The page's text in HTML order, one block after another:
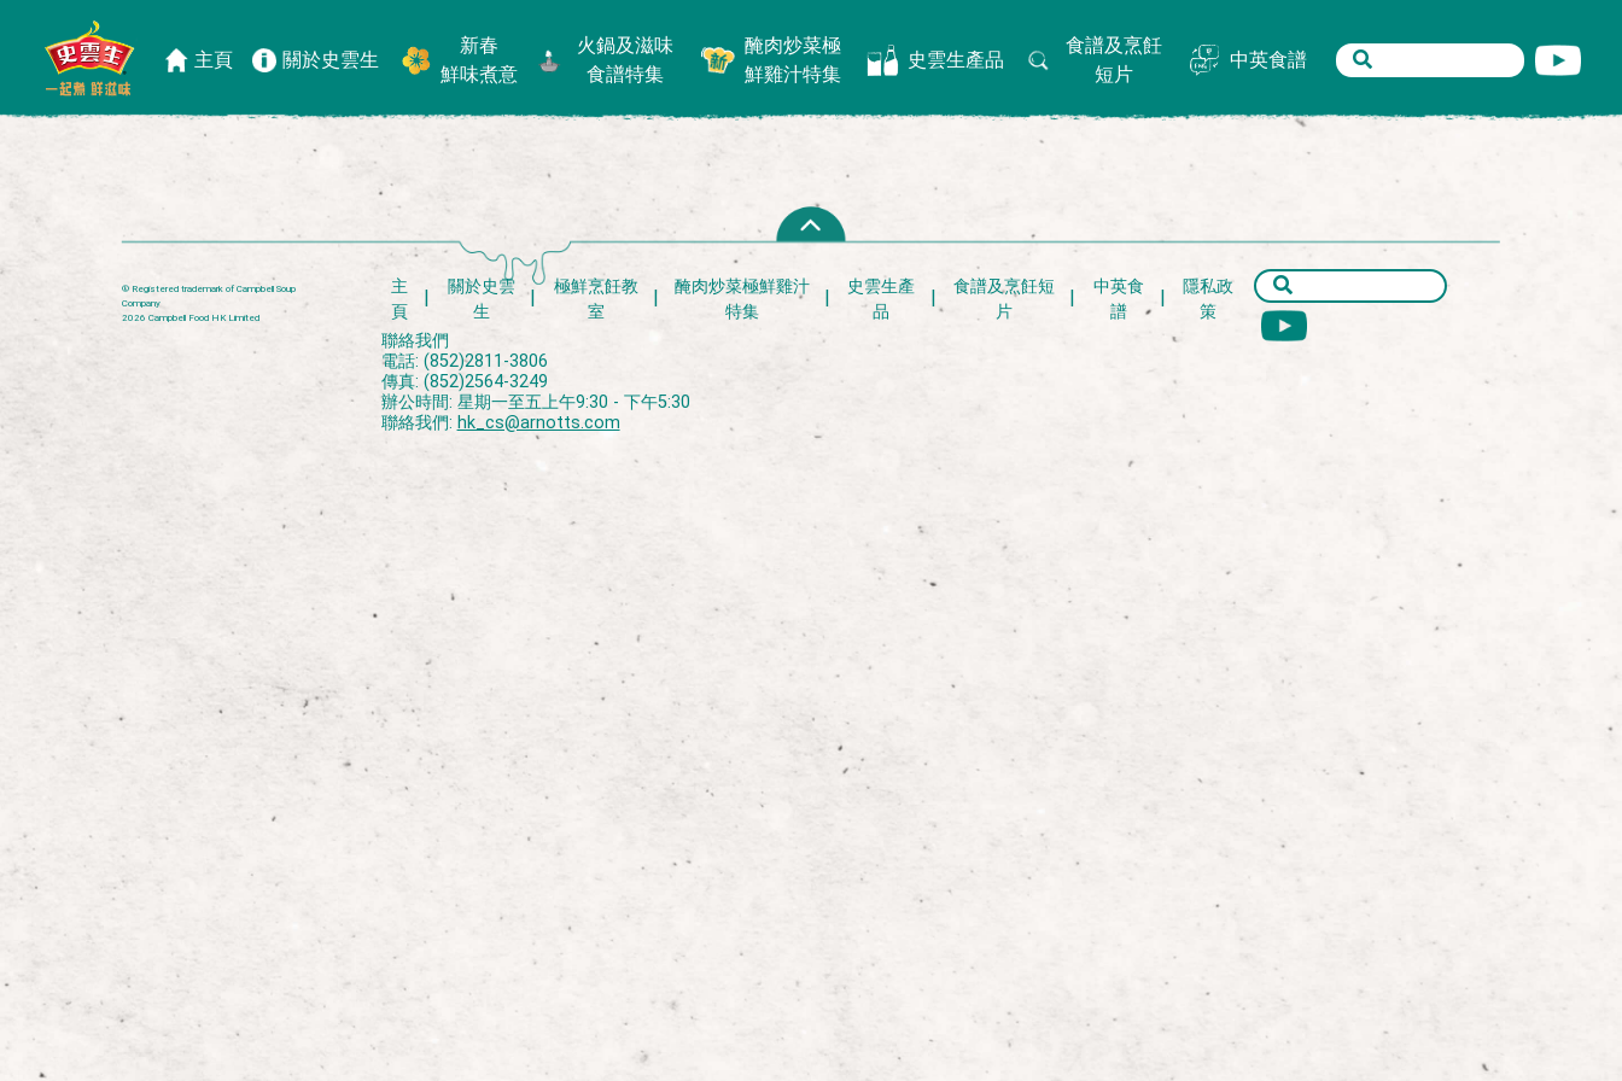
主頁 關於史雲生
新春
鮮味煮意
火鍋及滋味
食譜特集
醃肉炒菜極
鮮雞汁特集
史雲生產品
食譜及烹飪
短片
中英食譜
Archive.php
® Registered trademark of Campbell Soup
Company
2026 Campbell Food HK Limited
主
頁
關於史雲
生
極鮮烹飪教
室
醃肉炒菜極鮮雞汁
特集
史雲生產
品
食譜及烹飪短
片
中英食
譜
隱私政
策
聯絡我們
電話: (852)2811-3806
傳真: (852)2564-3249
辦公時間: 星期一至五上午9:30 - 下午5:30
聯絡我們: hk_cs@arnotts.com